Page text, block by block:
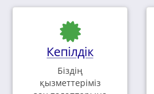
Кепілдік
Біздің
қызметтеріміз